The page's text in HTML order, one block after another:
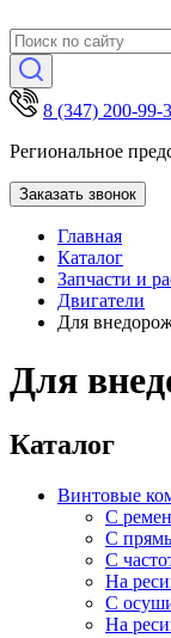
8 (347) 200-99-
Региональное
Заказать звонок
Главная
Каталог
Запчасти и
Двигатели
Для
Для
Каталог
Винтовые
С
С
С
На
С
На